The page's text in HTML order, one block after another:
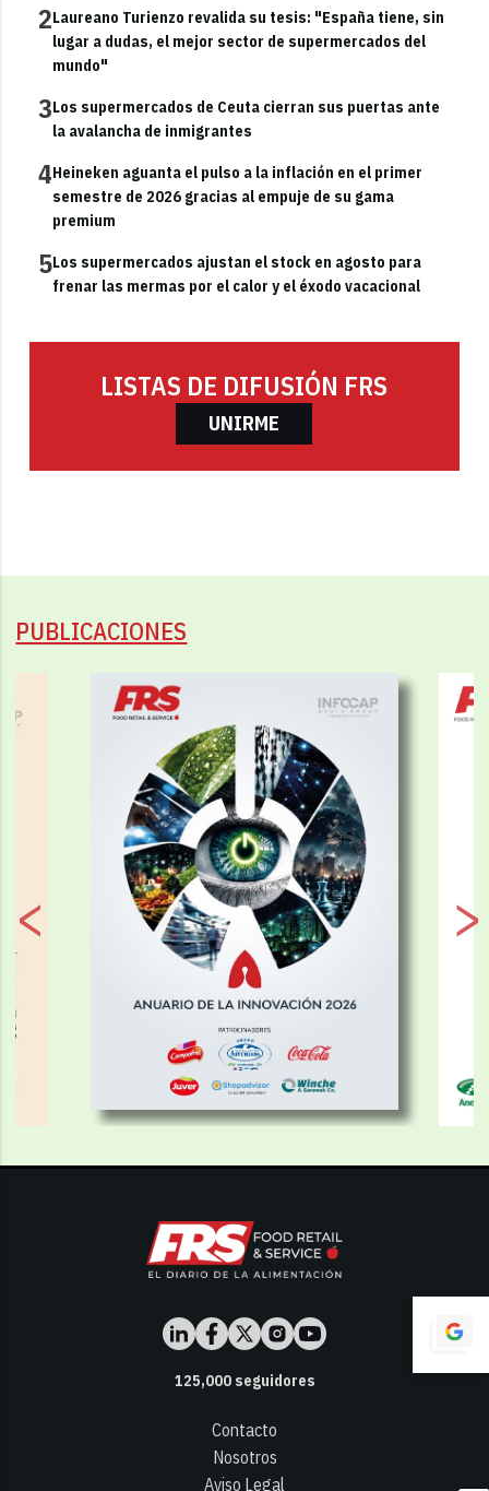
2Laureano Turienzo revalida su tesis: "España tiene, sin
lugar a dudas, el mejor sector de supermercados del
mundo"
3Los supermercados de Ceuta cierran sus puertas ante
la avalancha de inmigrantes
4Heineken aguanta el pulso a la inflación en el primer
semestre de 2026 gracias al empuje de su gama
premium
5Los supermercados ajustan el stock en agosto para
frenar las mermas por el calor y el éxodo vacacional
LISTAS DE DIFUSIÓN FRS
UNIRME
PUBLICACIONES
125,000seguidores
Contacto
Nosotros
Aviso Legal